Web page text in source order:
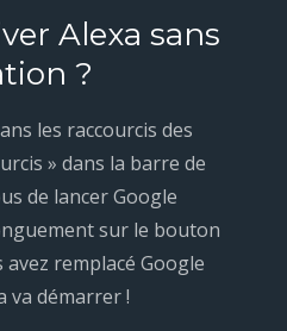
Alexa sans
?
les raccourcis des
» dans la barre de
de lancer Google
sur le bouton
avez remplacé Google
va démarrer !